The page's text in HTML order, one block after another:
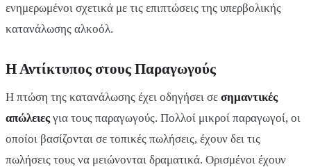
ενημερωμένοι σχετικά με τις επιπτώσεις της υπερβολικής
κατανάλωσης αλκοόλ.
Η Αντίκτυπος στους Παραγωγούς
Η πτώση της κατανάλωσης έχει οδηγήσει σε σημαντικές
απώλειεςγια τους παραγωγούς. Πολλοί μικροί παραγωγοί, οι
οποίοι βασίζονται σε τοπικές πωλήσεις, έχουν δει τις
πωλήσεις τους να μειώνονται δραματικά. Ορισμένοι έχουν